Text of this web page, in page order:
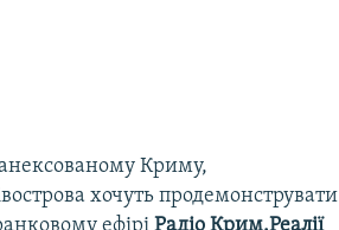
Криму,
хочуть продемонструвати